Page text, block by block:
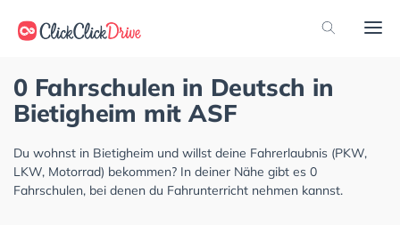
0 Fahrschulen in Deutsch in
Bietigheim mit ASF
Du wohnst in Bietigheim und willst deine Fahrerlaubnis (PKW,
LKW, Motorrad) bekommen? In deiner Nähe gibt es 0
Fahrschulen, bei denen du Fahrunterricht nehmen kannst.